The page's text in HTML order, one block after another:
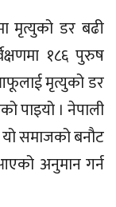
मृत्युको डर बढी
१८६ पुरुष
मृत्युको डर
पाइयो । नेपाली
यो समाजको बनौट
अनुमान गर्न